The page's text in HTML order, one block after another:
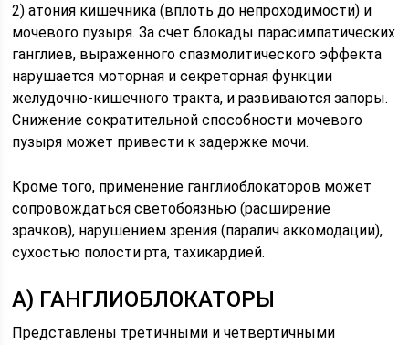
2) атония кишечника (вплоть до непроходимости) и
мочевого пузыря. За счет блокады парасимпатических
ганглиев, выраженного спазмолитического эффекта
нарушается моторная и секреторная функции
желудочно-кишечного тракта, и развиваются запоры.
Снижение сократительной способности мочевого
пузыря может привести к задержке мочи.
Кроме того, применение ганглиоблокаторов может
сопровождаться светобоязнью (расширение
зрачков), нарушением зрения (паралич аккомодации),
сухостью полости рта, тахикардией.
А) ГАНГЛИОБЛОКАТОРЫ
Представлены третичными и четвертичными